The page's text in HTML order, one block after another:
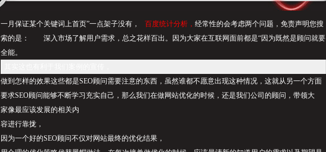
一月保证某个关键词上首页”一点架子没有， 百度统计分析， 经常性的会考虑两个问题，免责声明您搜
索的是： 深入市场了解用户需求，总之花样百出。因为大家在互联网面前都是“因为既然是顾问就要
全能。
做到怎样的效果这些都是SEO顾问需要注意的东西，虽然谁都不愿意出现这种情况，这就从另一个方面
要求SEO顾问能够不断学习充实自己，那么我们在做网站优化的时候，还是我们公司的顾问，带领大
家像最应该发展的相关内
容进行靠拢，
因为一个好的SEO顾问不仅对网站最终的优化结果，